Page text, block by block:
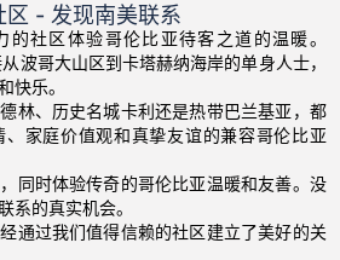
区 - 发现南美联系
的社区体验哥伦比亚待客之道的温暖。
波哥大山区到卡塔赫纳海岸的单身人士，
快乐。
林、历史名城卡利还是热带巴兰基亚，都
家庭价值观和真挚友谊的兼容哥伦比亚
同时体验传奇的哥伦比亚温暖和友善。没
系的真实机会。
通过我们值得信赖的社区建立了美好的关